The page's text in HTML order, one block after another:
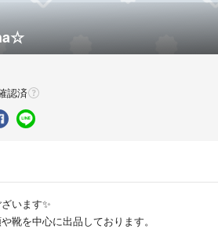
認済
います✨
靴を中心に出品しております。